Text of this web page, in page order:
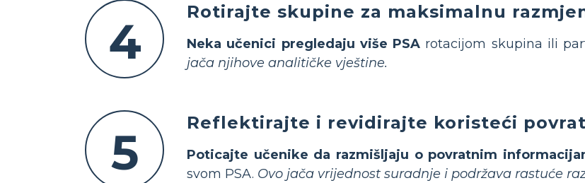
4
Rotirajte skupine za maksimalnu
Neka učenici pregledaju više PSA rotacijom skupina ili
jača njihove analitičke vještine.
5
Reflektirajte i revidirajte koristeći
Poticajte učenike da razmišljaju o povratnim
svom PSA. Ovo jača vrijednost suradnje i podržava rastuće